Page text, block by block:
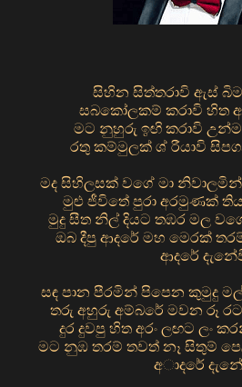
සිහින සිත්තරාවි ඇස් බිම
සබකෝලකම් කරාවි හිත
මට නුහුරු ඉඟි කරාවි
රතු කම්මුලක් ශ් රීයාවි
මද සිහිලසක් වගේ මා
මුළු ජීවිතේ පුරා අරමුණක්
මුදු සීත නිල් දියට තඹර මල
ඔබ දීපු ආදරේ මහ මෙරක්
ආදරේ
සඳ පාන පීරමින් පිපෙන කුමුදු
තරු අහුරු අම්බරේ මවන රූ
දුර දුවපු හිත අරං ලඟට ලං
මට නුඹ තරම් තවත් නෑ සිතුම්
අාදරේ